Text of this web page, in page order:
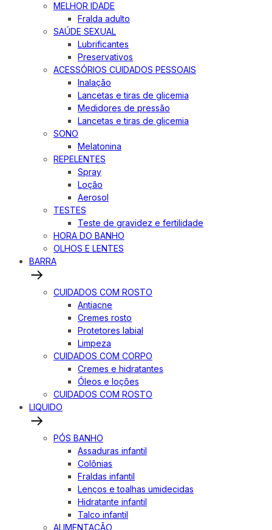
MELHOR IDADE
Fralda adulto
SAÚDE SEXUAL
Lubrificantes
Preservativos
ACESSÓRIOS CUIDADOS PESSOAIS
Inalação
Lancetas e tiras de glicemia
Medidores de pressão
Lancetas e tiras de glicemia
SONO
Melatonina
REPELENTES
Spray
Loção
Aerosol
TESTES
Teste de gravidez e fertilidade
HORA DO BANHO
OLHOS E LENTES
BARRA
CUIDADOS COM ROSTO
Antiacne
Cremes rosto
Protetores labial
Limpeza
CUIDADOS COM CORPO
Cremes e hidratantes
Óleos e loções
CUIDADOS COM ROSTO
LIQUIDO
PÓS BANHO
Assaduras infantil
Colônias
Fraldas infantil
Lenços e toalhas umidecidas
Hidratante infantil
Talco infantil
ALIMENTAÇÃO